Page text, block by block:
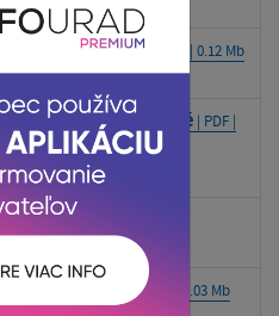
projektu stavby| DOCX | 0.12 Mb
stavby /editovateľné | PDF |
stavby
/editovateľné | PDF | 0.03 Mb